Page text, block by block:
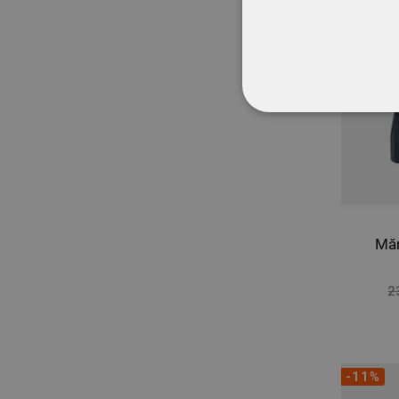
-11%
STRICT NECESARE
NECLASIFICATE